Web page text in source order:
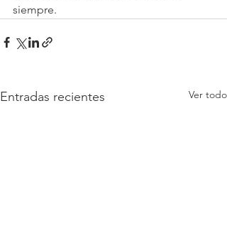
siempre.
Entradas recientes Ver todo